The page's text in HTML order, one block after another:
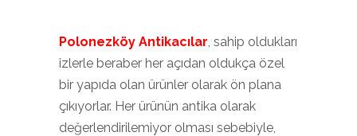
Polonezköy Antikacılar, sahip oldukları
izlerle beraber her açıdan oldukça özel
bir yapıda olan ürünler olarak ön plana
çıkıyorlar. Her ürünün antika olarak
değerlendirilemiyor olması sebebiyle,